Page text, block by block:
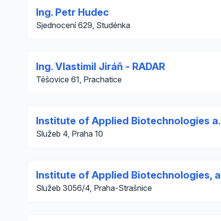
Ing. Petr Hudec
Sjednocení 629, Studénka
Ing. Vlastimil Jiráň - RADAR
Těšovice 61, Prachatice
Institute of Applied Biotechnologies
Služeb 4, Praha 10
Institute of Applied Biotechnologies,
Služeb 3056/4, Praha-Strašnice